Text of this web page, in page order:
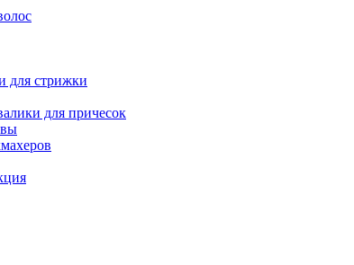
для стрижки
для причесок